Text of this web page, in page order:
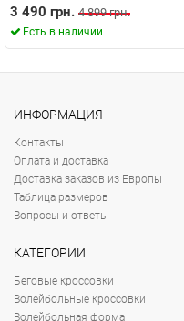
3 490 грн. 4 899 грн.
Есть в наличии
ИНФОРМАЦИЯ
Контакты
Оплата и доставка
Доставка заказов из Европы
Таблица размеров
Вопросы и ответы
КАТЕГОРИИ
Беговые кроссовки
Волейбольные кроссовки
Волейбольная форма